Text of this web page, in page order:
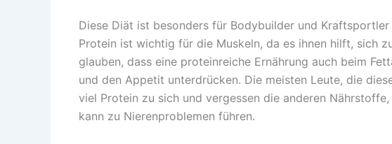
Diese Diät ist besonders für Bodybuilder und
Protein ist wichtig für die Muskeln, da es ihnen hilft, sich
glauben, dass eine proteinreiche Ernährung auch beim
und den Appetit unterdrücken. Die meisten Leute, die
viel Protein zu sich und vergessen die anderen
kann zu Nierenproblemen führen.